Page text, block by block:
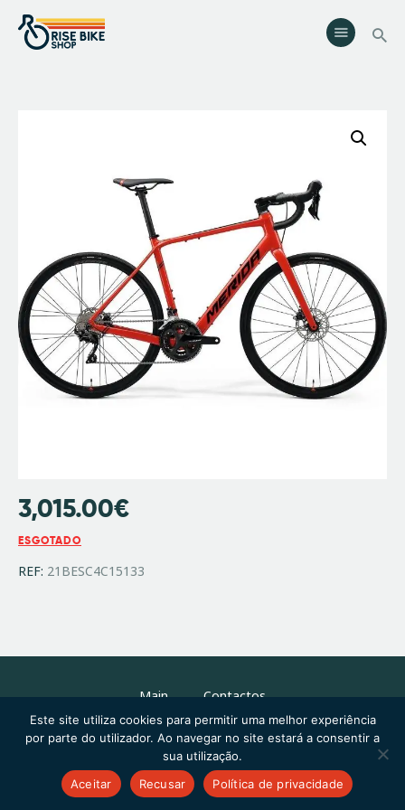
Loja
Contactos
3,015.00€
ESGOTADO
REF: 21BESC4C15133
Main Contactos
Copyright © 2026 by ThemeREX. All rights reserved.
Este site utiliza cookies para permitir uma melhor experiência
por parte do utilizador. Ao navegar no site estará a consentir a
sua utilização.
Aceitar
Recusar Política de privacidade